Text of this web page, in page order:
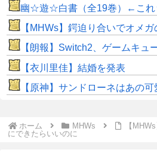
幽☆遊☆白書（全19巻）←これｗｗ
【MHWs】鍔迫り合いでオメガの強
【朗報】Switch2、ゲームキューブを抜
【衣川里佳】結婚を発表
【原神】サンドローネはあの可愛
ホーム MHWs
【
にできたらいいのに